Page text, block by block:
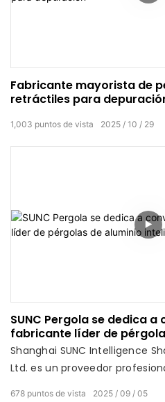
Fabricante mayorista de
retráctiles para
2025 10 29
1,003 puntos de vista
SUNC Pergola se dedica
fabricante líder de
inteligentes de alta gama.
Shanghai SUNC Intelligence
Ltd. es un proveedor
2025 09 05
678 puntos de vista